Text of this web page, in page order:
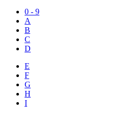
0 - 9
A
B
C
D
E
F
G
H
I